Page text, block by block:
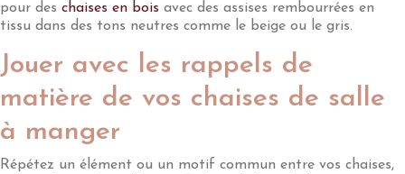
pour des chaises en bois avec des assises rembourrées en
tissu dans des tons neutres comme le beige ou le gris.
Jouer avec les rappels de
matière de vos chaises de salle
à manger
Répétez un élément ou un motif commun entre vos chaises,